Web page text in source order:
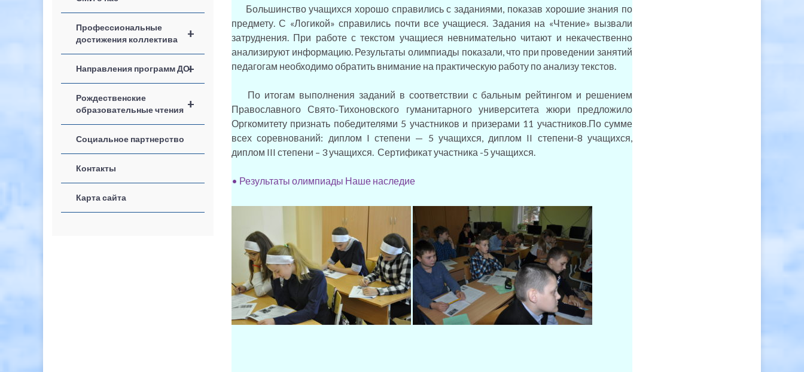
+
Профессиональные
достижения коллектива
+
Направления программ ДО
+
Рождественские
образовательные чтения
Социальное партнерство
Контакты
Карта сайта
Большинство учащихся хорошо справились с заданиями, показав хорошие знания по
предмету. С «Логикой» справились почти все учащиеся. Задания на «Чтение» вызвали
затруднения. При работе с текстом учащиеся невнимательно читают и некачественно
анализируют информацию. Результаты олимпиады показали, что при проведении занятий
педагогам необходимо обратить внимание на практическую работу по анализу текстов.
По итогам выполнения заданий в соответствии с бальным рейтингом и решением
Православного Свято-Тихоновского гуманитарного университета жюри предложило
Оргкомитету признать победителями 5 участников и призерами 11 участников.По сумме
всех соревнований: диплом I степени — 5 учащихся, диплом II степени-8 учащихся,
диплом III степени – 3 учащихся. Сертификат участника -5 учащихся.
• Результаты олимпиады Наше наследие